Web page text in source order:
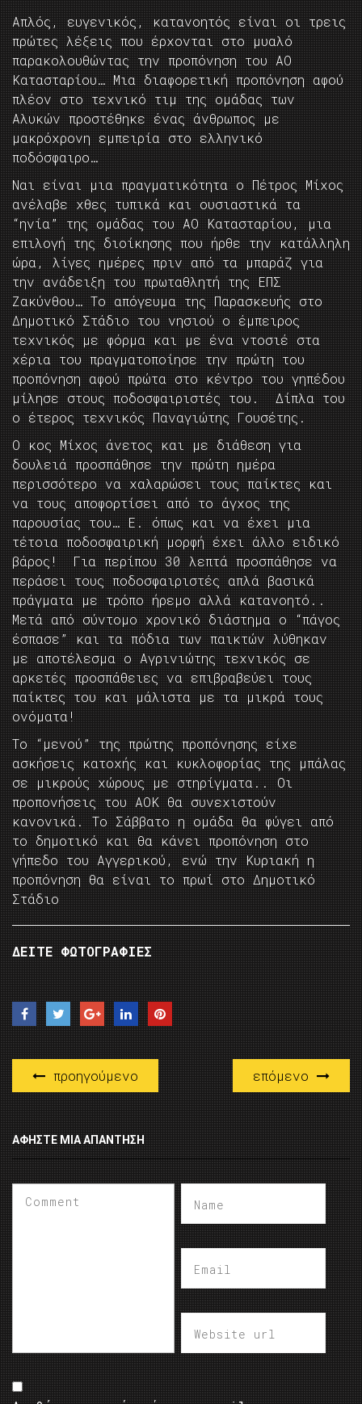
Απλός, ευγενικός, κατανοητός είναι οι τρεις
πρώτες λέξεις που έρχονται στο μυαλό
παρακολουθώντας την προπόνηση του ΑΟ
Κατασταρίου… Μια διαφορετική προπόνηση αφού
πλέον στο τεχνικό τιμ της ομάδας των
Αλυκών προστέθηκε ένας άνθρωπος με
μακρόχρονη εμπειρία στο ελληνικό
ποδόσφαιρο…
Ναι είναι μια πραγματικότητα ο Πέτρος Μίχος
ανέλαβε χθες τυπικά και ουσιαστικά τα
“ηνία” της ομάδας του ΑΟ Κατασταρίου, μια
επιλογή της διοίκησης που ήρθε την κατάλληλη
ώρα, λίγες ημέρες πριν από τα μπαράζ για
την ανάδειξη του πρωταθλητή της ΕΠΣ
Ζακύνθου… Το απόγευμα της Παρασκευής στο
Δημοτικό Στάδιο του νησιού ο έμπειρος
τεχνικός με φόρμα και με ένα ντοσιέ στα
χέρια του πραγματοποίησε την πρώτη του
προπόνηση αφού πρώτα στο κέντρο του γηπέδου
μίλησε στους ποδοσφαιριστές του. Δίπλα του
ο έτερος τεχνικός Παναγιώτης Γουσέτης.
Ο κος Μίχος άνετος και με διάθεση για
δουλειά προσπάθησε την πρώτη ημέρα
περισσότερο να χαλαρώσει τους παίκτες και
να τους αποφορτίσει από το άγχος της
παρουσίας του… Ε. όπως και να έχει μια
τέτοια ποδοσφαιρική μορφή έχει άλλο ειδικό
βάρος! Για περίπου 30 λεπτά προσπάθησε να
περάσει τους ποδοσφαιριστές απλά βασικά
πράγματα με τρόπο ήρεμο αλλά κατανοητό..
Μετά από σύντομο χρονικό διάστημα ο “πάγος
έσπασε” και τα πόδια των παικτών λύθηκαν
με αποτέλεσμα ο Αγρινιώτης τεχνικός σε
αρκετές προσπάθειες να επιβραβεύει τους
παίκτες του και μάλιστα με τα μικρά τους
ονόματα!
Το “μενού” της πρώτης προπόνησης είχε
ασκήσεις κατοχής και κυκλοφορίας της μπάλας
σε μικρούς χώρους με στηρίγματα.. Οι
προπονήσεις του ΑΟΚ θα συνεχιστούν
κανονικά. Το Σάββατο η ομάδα θα φύγει από
το δημοτικό και θα κάνει προπόνηση στο
γήπεδο του Αγγερικού, ενώ την Κυριακή η
προπόνηση θα είναι το πρωί στο Δημοτικό
Στάδιο
ΔΕΙΤΕ ΦΩΤΟΓΡΑΦΙΕΣ
προηγούμενο επόμενο
ΑΦΉΣΤΕ ΜΙΑ ΑΠΆΝΤΗΣΗ